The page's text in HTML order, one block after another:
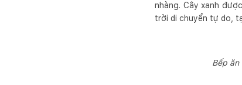
nhàng. Cây xanh
trời di chuyển tự do,
Bếp